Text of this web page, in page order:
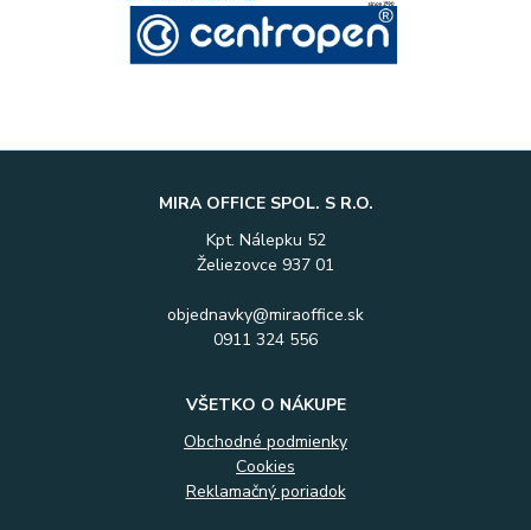
MIRA OFFICE SPOL. S R.O.
Kpt. Nálepku 52
Želiezovce 937 01
objednavky@miraoffice.sk
0911 324 556
VŠETKO O NÁKUPE
Obchodné podmienky
Cookies
Reklamačný poriadok